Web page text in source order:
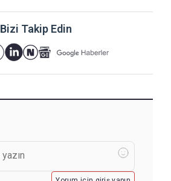
Bizi Takip Edin